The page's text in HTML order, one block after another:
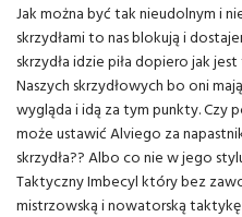
Jak można być tak nieudolnym i
skrzydłami to nas blokują i
skrzydła idzie piła dopiero jak
Naszych skrzydłowych bo oni
wygląda i idą za tym punkty. Czy
może ustawić Alviego za
skrzydła?? Albo co nie w jego
Taktyczny Imbecyl który bez
mistrzowską i nowatorską